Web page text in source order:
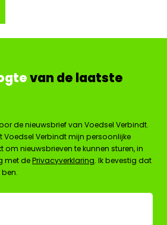
van de laatste
de nieuwsbrief van Voedsel Verbindt.
Voedsel Verbindt mijn persoonlijke
om nieuwsbrieven te kunnen sturen, in
met dePrivacyverklaring. Ik bevestig dat